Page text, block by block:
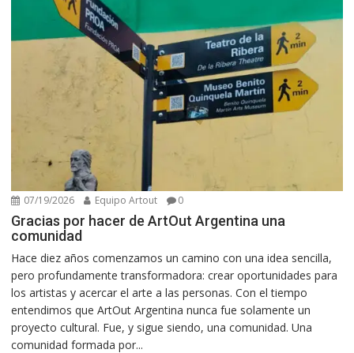
07/19/2026 Equipo Artout 0
Gracias por hacer de ArtOut Argentina una
comunidad
Hace diez años comenzamos un camino con una idea sencilla,
pero profundamente transformadora: crear oportunidades para
los artistas y acercar el arte a las personas. Con el tiempo
entendimos que ArtOut Argentina nunca fue solamente un
proyecto cultural. Fue, y sigue siendo, una comunidad. Una
comunidad formada por...